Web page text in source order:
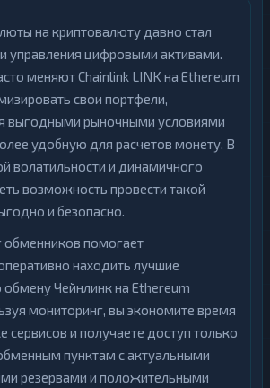
на криптовалюту давно стал
управления цифровыми активами.
меняют Chainlink LINK на Ethereum
свои портфели,
выгодными рыночными условиями
удобную для расчетов монету. В
волатильности и динамичного
возможность провести такой
и безопасно.
помогает
находить лучшие
Чейнлинк на Ethereum
мониторинг, вы экономите время
сервисов и получаете доступ только
пунктам с актуальными
резервами и положительными